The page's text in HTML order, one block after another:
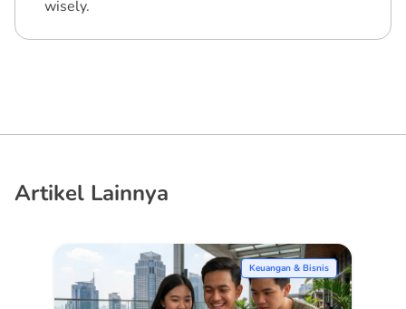
wisely.
Artikel Lainnya
Keuangan & Bisnis